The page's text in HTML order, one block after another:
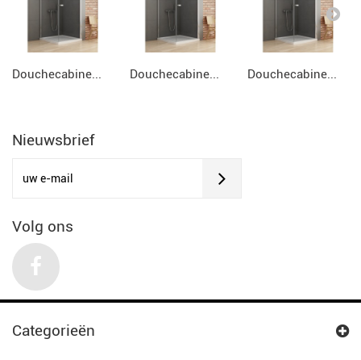
Douchecabine... Douchecabine... Douchecabine...
Nieuwsbrief
Volg ons
Categorieën